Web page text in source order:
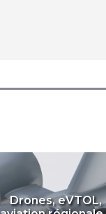
Drones, eVTOL,